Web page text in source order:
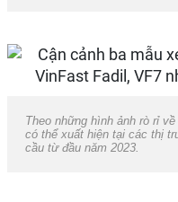
Theo những hình ảnh rò rỉ
có thể xuất hiện tại các thị
cầu từ đầu năm 2023.